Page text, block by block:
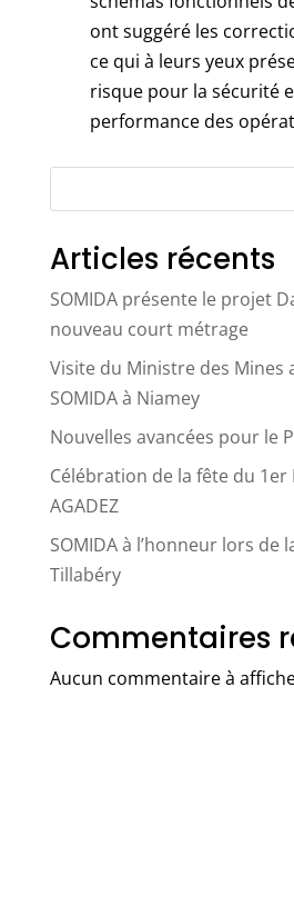
ont suggéré les
ce qui à leurs yeux
risque pour la sécurité
performance des
Articles récents
SOMIDA présente le projet
nouveau court métrage
Visite du Ministre des Mines
SOMIDA à Niamey
Nouvelles avancées pour le
Célébration de la fête du 1er
AGADEZ
SOMIDA à l’honneur lors de
Tillabéry
Commentaires
Aucun commentaire à